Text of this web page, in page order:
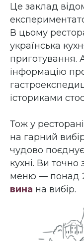
Це заклад
В цьому
українська
приготування.
інформацію
істориками
Тож у
на гарний
чудово
кухні. Ви
меню — понад
вина на вибір.